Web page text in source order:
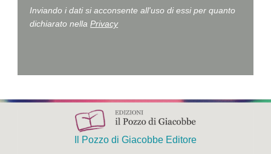
Inviando i dati si acconsente all'uso di essi per quanto
dichiarato nellaPrivacy
Il Pozzo di Giacobbe Editore